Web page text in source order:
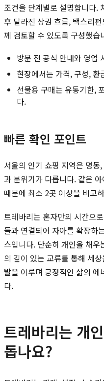
조건을 단계별로 설명합니다.
후 달라진 상권 흐름, 택스리
께 검토할 수 있도록 구성했습
방문 전 공식 안내와 영업
현장에서는 가격, 구성,
선물용 구매는 유통기한,
다.
빠른 확인 포인트
서울의 인기 쇼핑 지역은 명동
과 분위기가 다릅니다. 같은
때문에 최소 2곳 이상을 비교
트레바리는 혼자만의 시간으
들과 연결되어 자아를 확장하
스입니다. 단순히 개인을 채우
의 깊이 있는 교류를 통해 세
발을 이루며 긍정적인 삶의 에
다.
트레바리는 개
돕나요?